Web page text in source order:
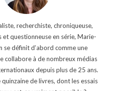
recherchiste, chroniqueuse,
et questionneuse en série, Marie-
se définit d’abord comme une
collabore à de nombreux médias
depuis plus de 25 ans.
quinzaine de livres, dont les essais